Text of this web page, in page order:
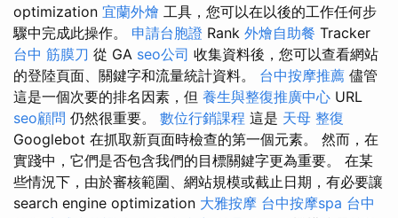
optimization 宜蘭外燴 工具，您可以在以後的工作任何步
驟中完成此操作。 申請台胞證 Rank 外燴自助餐 Tracker
台中 筋膜刀 從 GA seo公司 收集資料後，您可以查看網站
的登陸頁面、關鍵字和流量統計資料。 台中按摩推薦 儘管
這是一個次要的排名因素，但 養生與整復推廣中心 URL
seo顧問 仍然很重要。 數位行銷課程 這是 天母 整復
Googlebot 在抓取新頁面時檢查的第一個元素。 然而，在
實踐中，它們是否包含我們的目標關鍵字更為重要。 在某
些情況下，由於審核範圍、網站規模或截止日期，有必要讓
search engine optimization 大雅按摩 台中按摩spa 台中